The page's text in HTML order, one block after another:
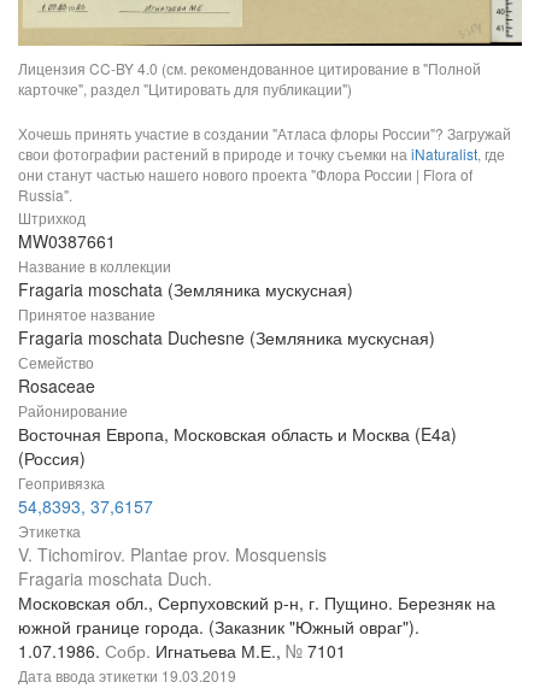
Лицензия CC-BY 4.0 (см. рекомендованное цитирование в "Полной
карточке", раздел "Цитировать для публикации")
Хочешь принять участие в создании "Атласа флоры России"? Загружай
свои фотографии растений в природе и точку съемки на iNaturalist, где
они станут частью нашего нового проекта "Флора России | Flora of
Russia".
Штрихкод
MW0387661
Название в коллекции
Fragaria moschata (Земляника мускусная)
Принятое название
Fragaria moschata Duchesne (Земляника мускусная)
Семейство
Rosaceae
Районирование
Восточная Европа, Московская область и Москва (E4a)
(Россия)
Геопривязка
54,8393, 37,6157
Этикетка
V. Tichomirov. Plantae prov. Mosquensis
Fragaria moschata Duch.
Московская обл., Серпуховский р-н, г. Пущино. Березняк на
южной границе города. (Заказник "Южный овраг").
1.07.1986. Собр. Игнатьева М.Е., № 7101
Дата ввода этикетки 19.03.2019